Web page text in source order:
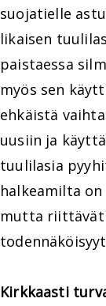
suojatielle
likaisen
paistaessa
myös sen
ehkäistä
uusiin ja
tuulilasia
halkeamilta
mutta riittävät
Kirkkaasti